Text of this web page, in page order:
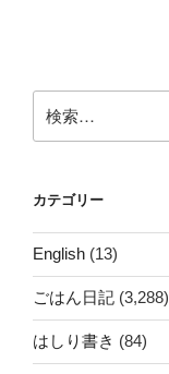
索:
カテゴリー
English (13)
ごはん日記 (3,288)
はしり書き (84)